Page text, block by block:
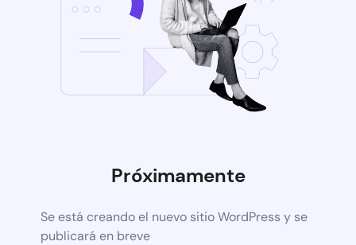
Próximamente
Se está creando el nuevo sitio WordPress y se
publicará en breve